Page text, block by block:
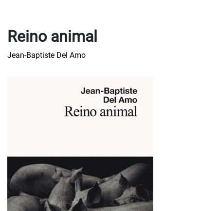
Reino animal
Jean-Baptiste Del Amo